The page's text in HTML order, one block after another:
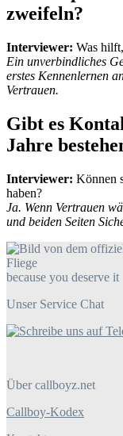
zweifeln?
Interviewer: Was
Ein unverbindliches
erstes Kennenlernen
Vertrauen.
Gibt es
Jahre
Interviewer: Können
haben?
Ja. Wenn Vertrauen
und beiden Seiten
because you deserve it
Unser Service Chat
Über callboyz.net
Callboy-Kodex